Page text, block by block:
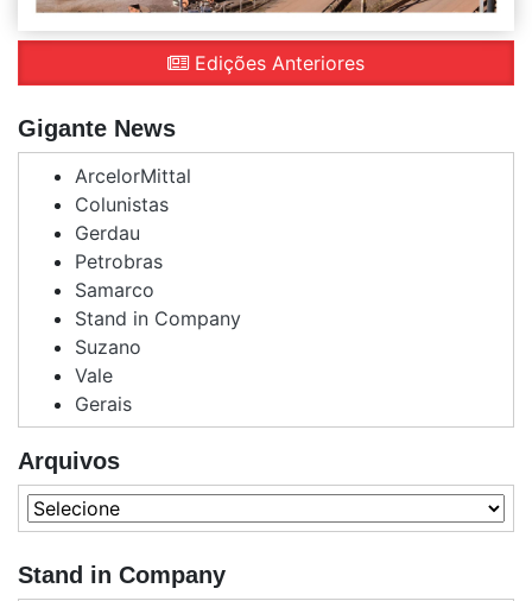
Edições Anteriores
Gigante News
ArcelorMittal
Colunistas
Gerdau
Petrobras
Samarco
Stand in Company
Suzano
Vale
Gerais
Arquivos
Stand in Company